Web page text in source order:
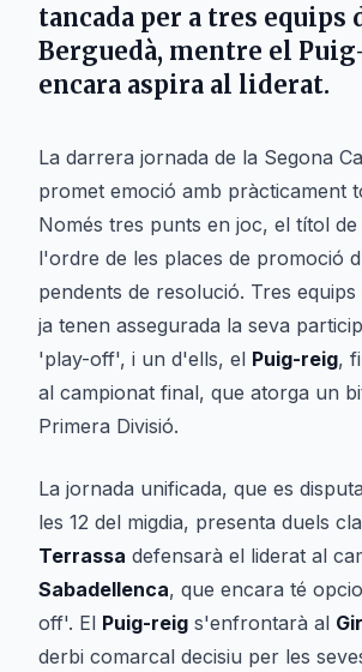
tancada per a tres equips
Berguedà, mentre el
encara aspira al liderat.
La darrera jornada de la Segona
promet emoció amb pràcticament
Només tres punts en joc, el títol de
l'ordre de les places de promoció
pendents de resolució. Tres equips
ja tenen assegurada la seva
'play-off', i un d'ells, el Puig-reig,
al campionat final, que atorga un
Primera Divisió.
La jornada unificada, que es
les 12 del migdia, presenta duels
Terrassa defensarà el liderat al
Sabadellenca, que encara té
off'. El Puig-reig s'enfrontarà al
derbi comarcal decisiu per les